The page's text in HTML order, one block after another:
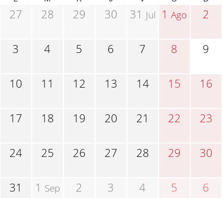
27 28 29 30 31 Jul 1Ago 2
3 4 5 6 7 8 9
10 11 12 13 14 15 16
17 18 19 20 21 22 23
24 25 26 27 28 29 30
31 1 Sep 2 3 4 5 6